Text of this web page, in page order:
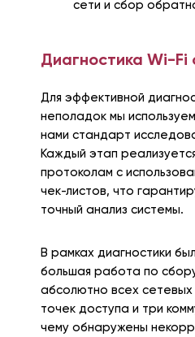
сети и сбор
Диагностика Wi-Fi
Для эффективной
неполадок мы
нами стандарт
Каждый этап
протоколам с
чек-листов, что
точный анализ системы.
В рамках диагностики
большая работа по
абсолютно всех
точек доступа и три
чему обнаружены